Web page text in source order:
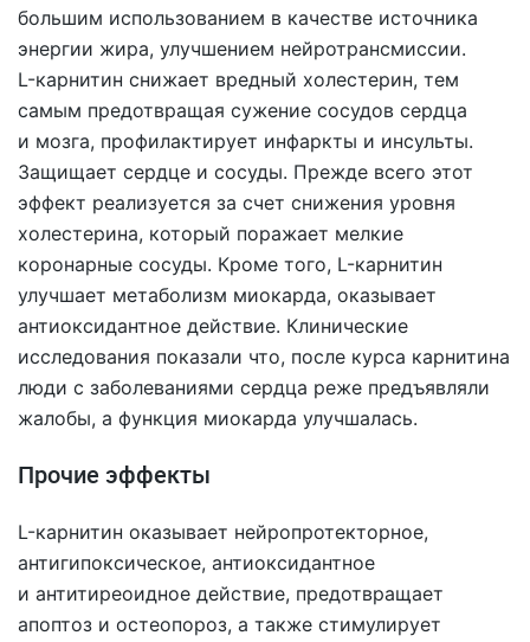
большим использованием в качестве источника
энергии жира, улучшением нейротрансмиссии.
L-карнитин снижает вредный холестерин, тем
самым предотвращая сужение сосудов сердца
и мозга, профилактирует инфаркты и инсульты.
Защищает сердце и сосуды. Прежде всего этот
эффект реализуется за счет снижения уровня
холестерина, который поражает мелкие
коронарные сосуды. Кроме того, L-карнитин
улучшает метаболизм миокарда, оказывает
антиоксидантное действие. Клинические
исследования показали что, после курса карнитина
люди с заболеваниями сердца реже предъявляли
жалобы, а функция миокарда улучшалась.
Прочие эффекты
L-карнитин оказывает нейропротекторное,
антигипоксическое, антиоксидантное
и антитиреоидное действие, предотвращает
апоптоз и остеопороз, а также стимулирует